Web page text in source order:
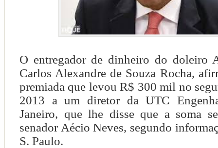
O entregador de dinheiro do doleiro
Carlos Alexandre de Souza Rocha,
premiada que levou R$ 300 mil no
2013 a um diretor da UTC
Janeiro, que lhe disse que a soma
senador Aécio Neves, segundo
S. Paulo.